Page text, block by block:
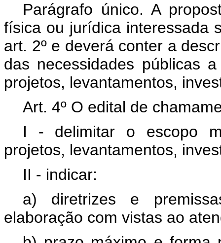
Parágrafo único. A
física ou jurídica interessada
art. 2º e deverá conter a
das necessidades públicas
projetos, levantamentos,
Art. 4º O edital de
I - delimitar o escopo
projetos, levantamentos,
II - indicar:
a) diretrizes e
elaboração com vistas ao